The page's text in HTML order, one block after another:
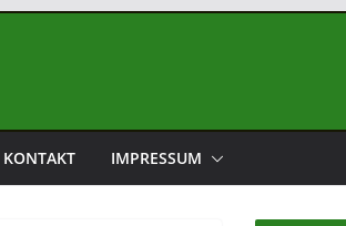
KONTAKT IMPRESSUM